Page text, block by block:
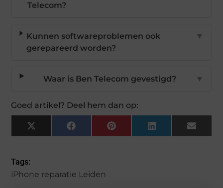
Telecom?
Kunnen softwareproblemen ook
gerepareerd worden?
▼
Waar is Ben Telecom gevestigd? ▼
Goed artikel? Deel hem dan op:
X
(Twitter)
FacebookPinterestLinkedIn Email
Tags:
iPhone reparatie Leiden